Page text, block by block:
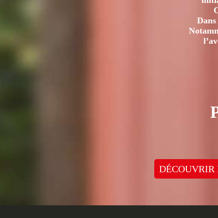
DÉCOUVRIR